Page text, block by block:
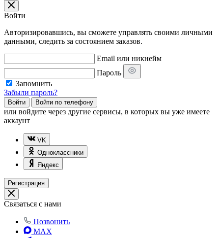
Войти
Авторизировавшись, вы сможете управлять своими личными
данными, следить за состоянием заказов.
Email или никнейм
Пароль
Запомнить
Забыли пароль?
Войти Войти по телефону
или войдите через другие сервисы, в которых вы уже имеете
аккаунт
VK
Одноклассники
Яндекс
Регистрация
Связаться с нами
Позвонить
MAX